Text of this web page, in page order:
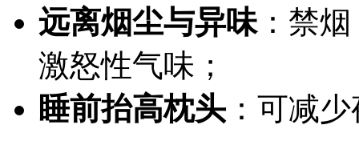
远离烟尘与异味：禁
激怒性气味；
睡前抬高枕头 ：可减